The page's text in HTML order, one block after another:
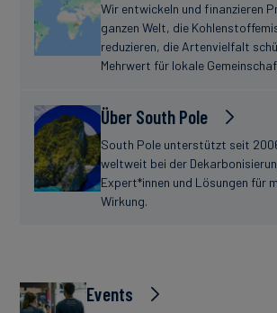
Wir entwickeln und finanzieren
ganzen Welt, die
reduzieren, die Artenvielfalt
Mehrwert für lokale
Über South Pole
South Pole unterstützt seit
weltweit bei der
Expert*innen und Lösungen für
Wirkung.
Events